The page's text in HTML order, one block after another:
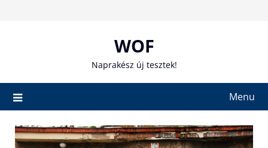
WOF
Naprakész új tesztek!
Menu